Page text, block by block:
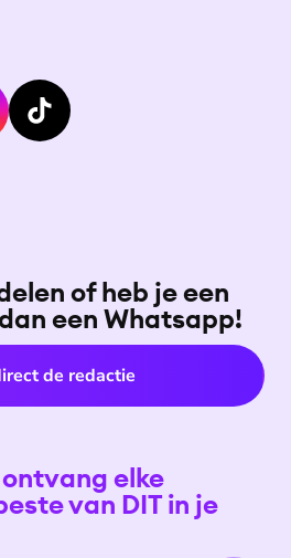
of heb je een
een Whatsapp!
de redactie
elke
van DIT in je